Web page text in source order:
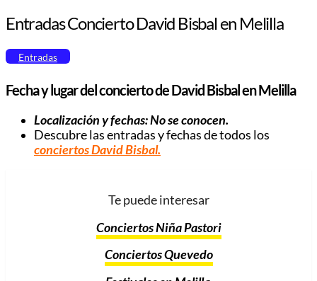
Entradas Concierto David Bisbal en Melilla
Entradas
Fecha y lugar del concierto de David Bisbal en Melilla
Localización y fechas: No se conocen.
Descubre las entradas y fechas de todos los
conciertos David Bisbal.
Te puede interesar
Conciertos Niña Pastori
Conciertos Quevedo